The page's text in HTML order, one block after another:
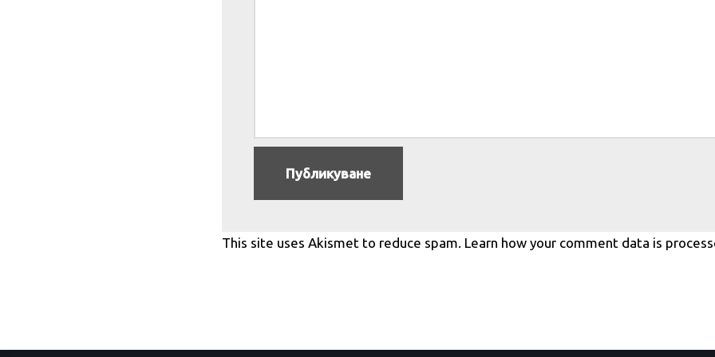
This site uses Akismet to reduce spam. Learn how your comment data is